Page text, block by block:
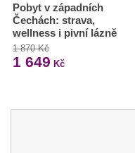
Pobyt v západních
Čechách: strava,
wellness i pivní lázně
1 870 Kč
1 649 Kč